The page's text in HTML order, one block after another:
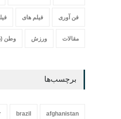
فن آوری فیلم های
مقالات ورزش وطن
برچسب‌ها
afghanistan
brazil